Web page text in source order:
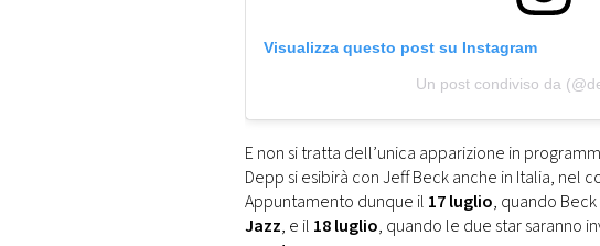
Visualizza questo post su Instagram
Un post condiviso da
E non si tratta dell’unica apparizione in
Depp si esibirà con Jeff Beck anche in Italia, nel
Appuntamento dunque il 17 luglio, quando
Jazz, e il 18 luglio, quando le due star saranno